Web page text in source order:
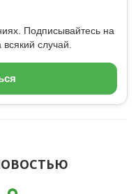
Подписывайтесь на
случай.